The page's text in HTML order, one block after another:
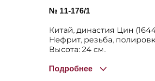
№ 11-176/1
Китай, династия Цин
Нефрит, резьба,
Высота: 24 см.
Подробнее